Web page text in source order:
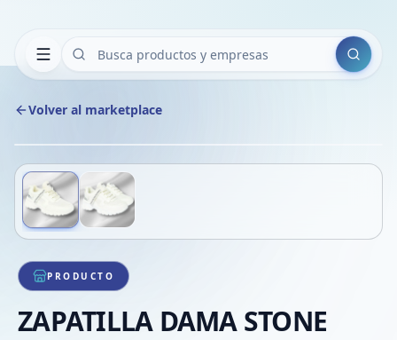
Buscar
Volver al marketplace
1/2
PRODUCTO
ZAPATILLA DAMA STONE